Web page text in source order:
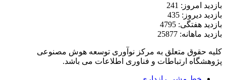
بازدید امروز: 241
بازدید دیروز: 435
بازدید هفتگی: 4795
بازدید ماهانه: 25877
کلیه حقوق متعلق به مرکز نوآوری توسعه هوش مصنوعی
پژوهشگاه ارتباطات و فناوری اطلاعات می باشد.